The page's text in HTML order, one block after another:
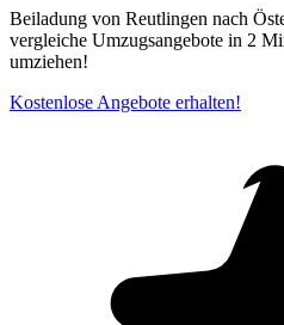
Beiladung von Reutlingen nach
vergleiche Umzugsangebote in 2
umziehen!
Kostenlose Angebote erhalten!